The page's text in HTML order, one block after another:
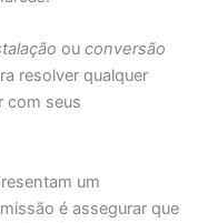
ouconversão
resolver qualquer
com seus
um
é assegurar que